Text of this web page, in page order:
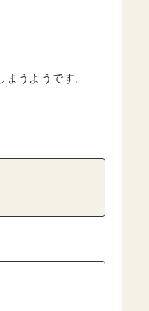
うようです。